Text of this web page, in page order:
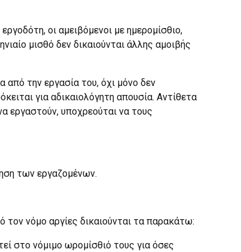
οι αμειβόμενοι με ημερομίσθιο,
μισθό δεν δικαιούνται άλλης αμοιβής
από την εργασία του, όχι μόνο δεν
για αδικαιολόγητη απουσία. Αντίθετα
εργαστούν, υποχρεούται να τους
των εργαζομένων.
τον νόμο αργίες δικαιούνται τα παρακάτω:
στο νόμιμο ωρομίσθιό τους για όσες